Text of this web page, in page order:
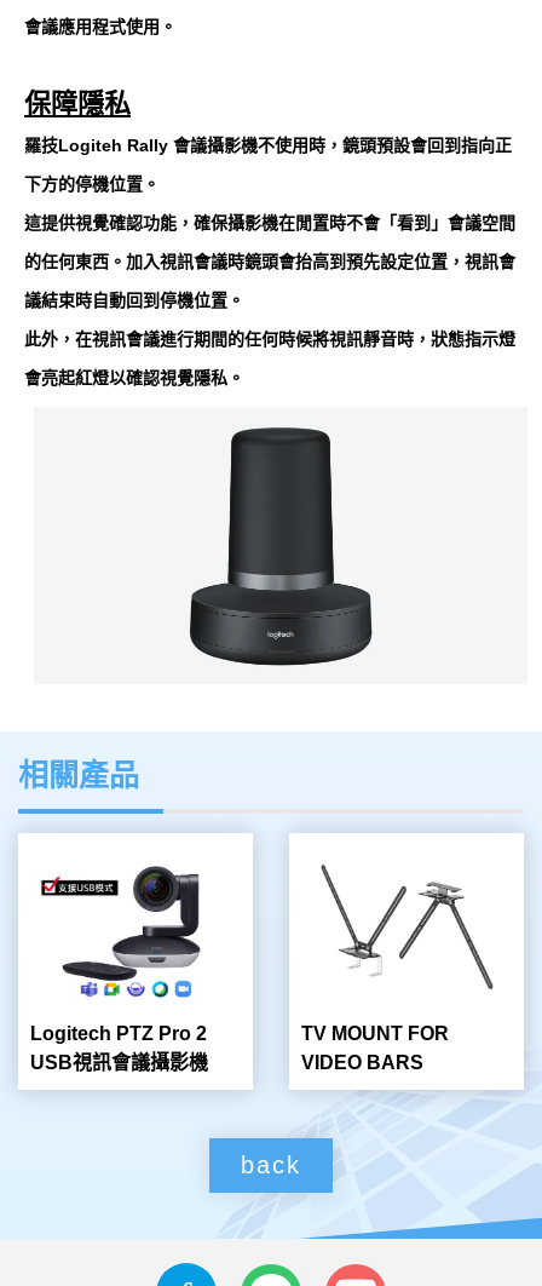
會議應用程式使用。
保障隱私
羅技Logiteh Rally 會議攝影機不使用時，鏡頭預設會回到指向正
下方的停機位置。
這提供視覺確認功能，確保攝影機在閒置時不會「看到」會議空間
的任何東西。加入視訊會議時鏡頭會抬高到預先設定位置，視訊會
議結束時自動回到停機位置。
此外，在視訊會議進行期間的任何時候將視訊靜音時，狀態指示燈
會亮起紅燈以確認視覺隱私。
相關產品
Logitech PTZ Pro 2
USB視訊會議攝影機
TV MOUNT FOR
VIDEO BARS
back